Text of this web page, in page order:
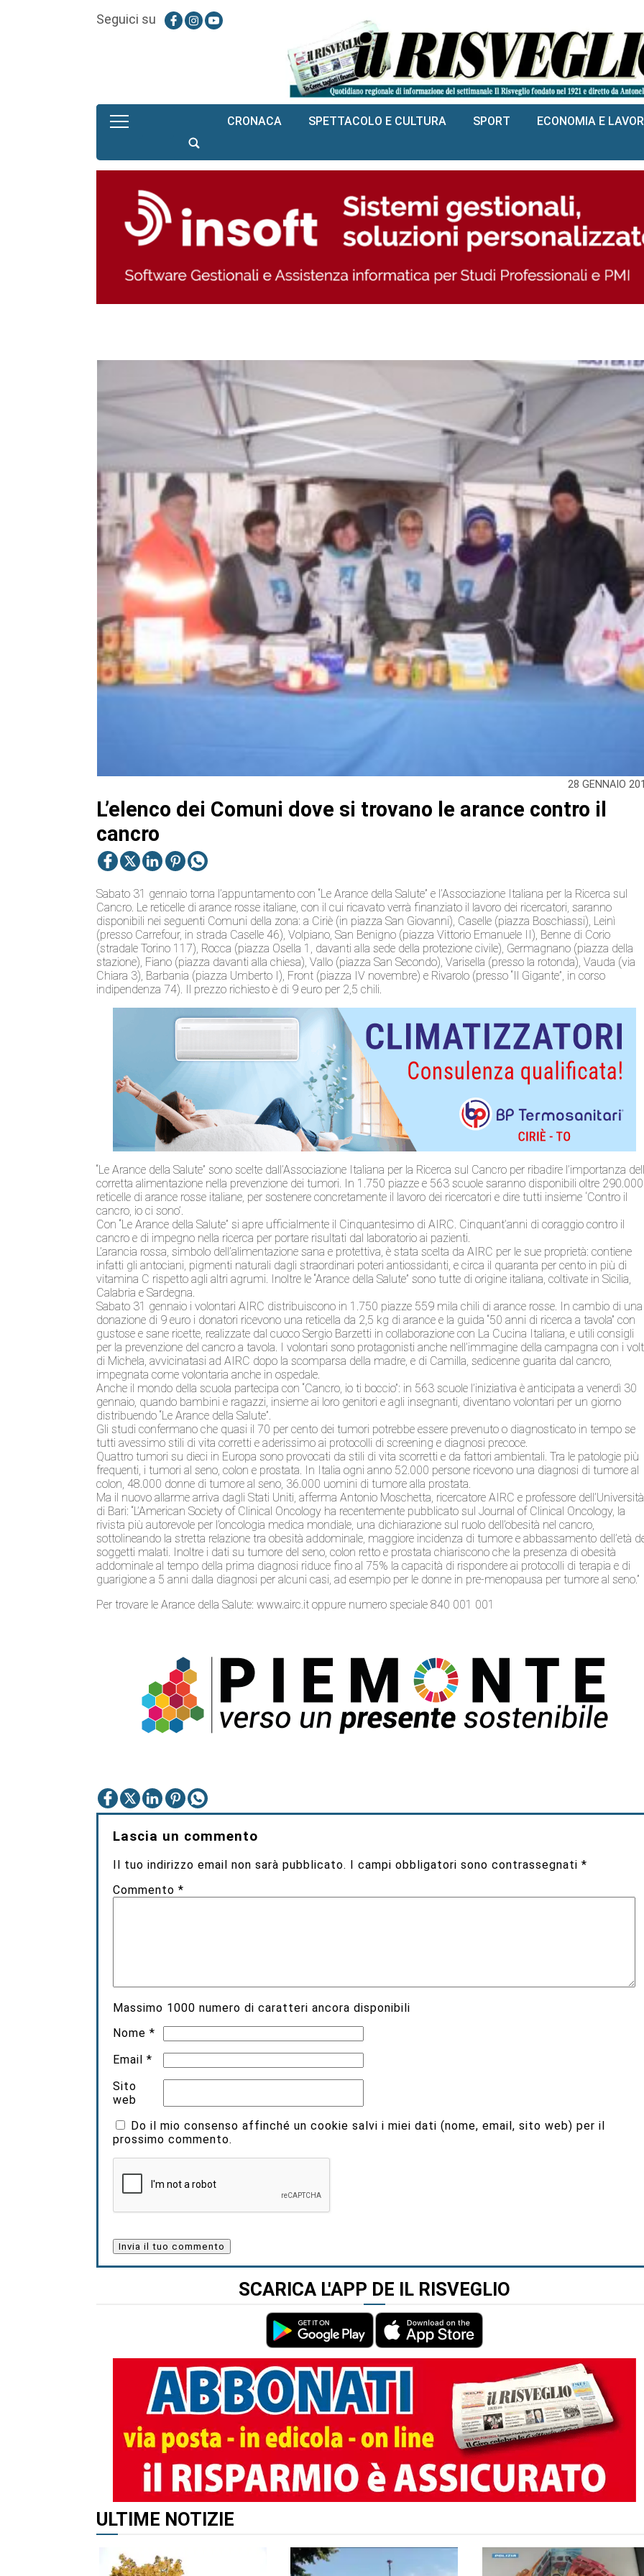
Seguici su
CRONACA SPETTACOLO E CULTURA SPORT ECONOMIA E
28 GENNAIO
L’elenco dei Comuni dove si trovano le arance contro il
cancro
Sabato 31 gennaio torna l’appuntamento con “Le Arance della Salute” e l’Associazione Italiana per la Ricerca sul
Cancro. Le reticelle di arance rosse italiane, con il cui ricavato verrà finanziato il lavoro dei ricercatori, saranno
disponibili nei seguenti Comuni della zona: a Ciriè (in piazza San Giovanni), Caselle (piazza Boschiassi), Leinì
(presso Carrefour, in strada Caselle 46), Volpiano, San Benigno (piazza Vittorio Emanuele II), Benne di Corio
(stradale Torino 117), Rocca (piazza Osella 1, davanti alla sede della protezione civile), Germagnano (piazza della
stazione), Fiano (piazza davanti alla chiesa), Vallo (piazza San Secondo), Varisella (presso la rotonda), Vauda (via
Chiara 3), Barbania (piazza Umberto I), Front (piazza IV novembre) e Rivarolo (presso “Il Gigante”, in corso
indipendenza 74). Il prezzo richiesto è di 9 euro per 2,5 chili.
“Le Arance della Salute” sono scelte dall’Associazione Italiana per la Ricerca sul Cancro per ribadire l’importanza
corretta alimentazione nella prevenzione dei tumori. In 1.750 piazze e 563 scuole saranno disponibili oltre 290.000
reticelle di arance rosse italiane, per sostenere concretamente il lavoro dei ricercatori e dire tutti insieme ‘Contro il
cancro, io ci sono’.
Con “Le Arance della Salute” si apre ufficialmente il Cinquantesimo di AIRC. Cinquant’anni di coraggio contro il
cancro e di impegno nella ricerca per portare risultati dal laboratorio ai pazienti.
L’arancia rossa, simbolo dell’alimentazione sana e protettiva, è stata scelta da AIRC per le sue proprietà: contiene
infatti gli antociani, pigmenti naturali dagli straordinari poteri antiossidanti, e circa il quaranta per cento in più di
vitamina C rispetto agli altri agrumi. Inoltre le “Arance della Salute” sono tutte di origine italiana, coltivate in Sicilia,
Calabria e Sardegna.
Sabato 31 gennaio i volontari AIRC distribuiscono in 1.750 piazze 559 mila chili di arance rosse. In cambio di una
donazione di 9 euro i donatori ricevono una reticella da 2,5 kg di arance e la guida “50 anni di ricerca a tavola” con
gustose e sane ricette, realizzate dal cuoco Sergio Barzetti in collaborazione con La Cucina Italiana, e utili consigli
per la prevenzione del cancro a tavola. I volontari sono protagonisti anche nell’immagine della campagna con i
di Michela, avvicinatasi ad AIRC dopo la scomparsa della madre, e di Camilla, sedicenne guarita dal cancro,
impegnata come volontaria anche in ospedale.
Anche il mondo della scuola partecipa con “Cancro, io ti boccio”: in 563 scuole l’iniziativa è anticipata a venerdì 30
gennaio, quando bambini e ragazzi, insieme ai loro genitori e agli insegnanti, diventano volontari per un giorno
distribuendo “Le Arance della Salute”.
Gli studi confermano che quasi il 70 per cento dei tumori potrebbe essere prevenuto o diagnosticato in tempo se
tutti avessimo stili di vita corretti e aderissimo ai protocolli di screening e diagnosi precoce.
Quattro tumori su dieci in Europa sono provocati da stili di vita scorretti e da fattori ambientali. Tra le patologie più
frequenti, i tumori al seno, colon e prostata. In Italia ogni anno 52.000 persone ricevono una diagnosi di tumore al
colon, 48.000 donne di tumore al seno, 36.000 uomini di tumore alla prostata.
Ma il nuovo allarme arriva dagli Stati Uniti, afferma Antonio Moschetta, ricercatore AIRC e professore dell’Università
di Bari: “L’American Society of Clinical Oncology ha recentemente pubblicato sul Journal of Clinical Oncology, la
rivista più autorevole per l’oncologia medica mondiale, una dichiarazione sul ruolo dell’obesità nel cancro,
sottolineando la stretta relazione tra obesità addominale, maggiore incidenza di tumore e abbassamento dell’età
soggetti malati. Inoltre i dati su tumore del seno, colon retto e prostata chiariscono che la presenza di obesità
addominale al tempo della prima diagnosi riduce fino al 75% la capacità di rispondere ai protocolli di terapia e di
guarigione a 5 anni dalla diagnosi per alcuni casi, ad esempio per le donne in pre-menopausa per tumore al seno.”
Per trovare le Arance della Salute: www.airc.it oppure numero speciale 840 001 001
Lascia un commento
Il tuo indirizzo email non sarà pubblicato. I campi obbligatori sono contrassegnati*
Commento*
Massimo 1000 numero di caratteri ancora disponibili
Nome*
Email*
Sito
web
Do il mio consenso affinché un cookie salvi i miei dati (nome, email, sito web) per il
prossimo commento.
SCARICA L'APP DE IL RISVEGLIO
ALTRI ARTICOLI DI QUESTO AUTORE